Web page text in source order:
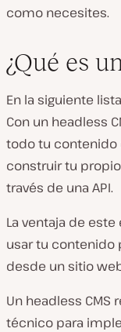
como necesites.
¿Qué es
En la siguiente
Con un headless
todo tu contenido
construir tu
través de una API.
La ventaja de
usar tu contenido
desde un sitio
Un headless
técnico para